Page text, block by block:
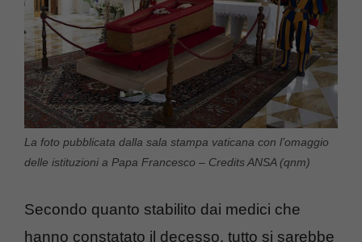
La foto pubblicata dalla sala stampa vaticana con l’omaggio
delle istituzioni a Papa Francesco – Credits ANSA (qnm)
Secondo quanto stabilito dai medici che
hanno constatato il decesso, tutto si sarebbe